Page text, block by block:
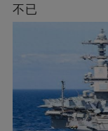
不已